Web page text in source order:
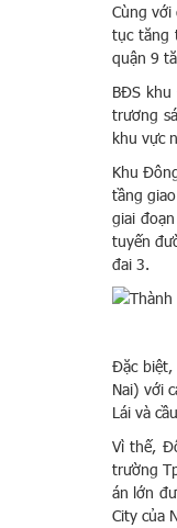
Cùng
tục tăng
quận 9
BĐS
trương
khu vực
Khu
tầng
giai
tuyến
đai 3.
Đặc
Nai) với
Lái và
Vì thế,
trường
án lớn
City của